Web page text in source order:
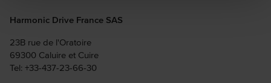
Harmonic Drive France SAS
23B rue de l'Oratoire
69300 Caluire et Cuire
Tel: +33-437-23-66-30